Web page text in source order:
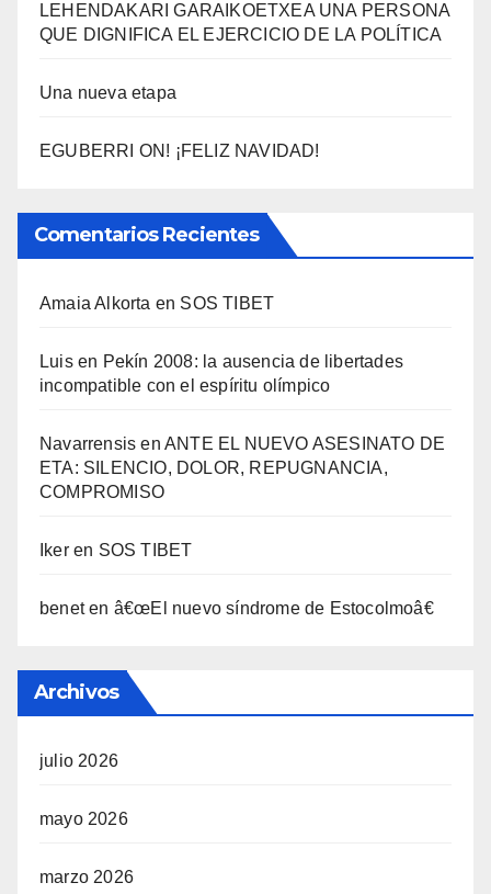
LEHENDAKARI GARAIKOETXEA UNA PERSONA
QUE DIGNIFICA EL EJERCICIO DE LA POLÍTICA
Una nueva etapa
EGUBERRI ON! ¡FELIZ NAVIDAD!
Comentarios Recientes
Amaia Alkorta en SOS TIBET
Luisen Pekí­n 2008: la ausencia de libertades
incompatible con el espí­ritu olí­mpico
Navarrensis enANTE EL NUEVO ASESINATO DE
ETA: SILENCIO, DOLOR, REPUGNANCIA,
COMPROMISO
Ikeren SOS TIBET
beneten â€œEl nuevo sí­ndrome de Estocolmoâ€
Archivos
julio 2026
mayo 2026
marzo 2026